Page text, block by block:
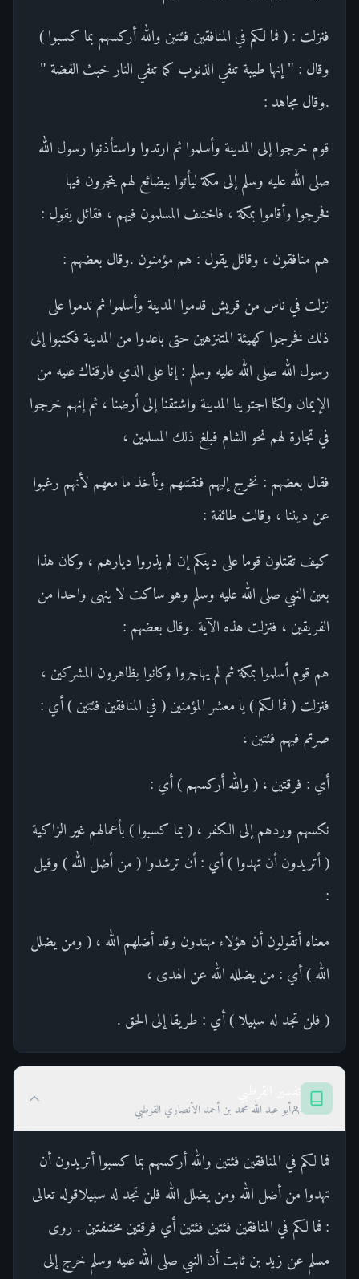
فنزلت : ( فما لكم في المنافقين فئتين والله أركسهم بما كسبوا )
وقال : " إنها طيبة تنفي الذنوب كما تنفي النار خبث الفضة "
.وقال مجاهد :
قوم خرجوا إلى المدينة وأسلموا ثم ارتدوا واستأذنوا رسول الله
صلى الله عليه وسلم إلى مكة ليأتوا ببضائع لهم يتجرون فيها
فخرجوا وأقاموا بمكة ، فاختلف المسلمون فيهم ، فقائل يقول :
هم منافقون ، وقائل يقول : هم مؤمنون .وقال بعضهم :
نزلت في ناس من قريش قدموا المدينة وأسلموا ثم ندموا على
ذلك فخرجوا كهيئة المتنزهين حتى باعدوا من المدينة فكتبوا إلى
رسول الله صلى الله عليه وسلم : إنا على الذي فارقناك عليه من
الإيمان ولكنا اجتوينا المدينة واشتقنا إلى أرضنا ، ثم إنهم خرجوا
في تجارة لهم نحو الشام فبلغ ذلك المسلمين ،
فقال بعضهم : نخرج إليهم فنقتلهم ونأخذ ما معهم لأنهم رغبوا
عن ديننا ، وقالت طائفة :
كيف تقتلون قوما على دينكم إن لم يذروا ديارهم ، وكان هذا
بعين النبي صلى الله عليه وسلم وهو ساكت لا ينهى واحدا من
الفريقين ، فنزلت هذه الآية .وقال بعضهم :
هم قوم أسلموا بمكة ثم لم يهاجروا وكانوا يظاهرون المشركين ،
فنزلت ( فما لكم ) يا معشر المؤمنين ( في المنافقين فئتين ) أي :
صرتم فيهم فئتين ،
أي : فرقتين ، ( والله أركسهم ) أي :
نكسهم وردهم إلى الكفر ، ( بما كسبوا ) بأعمالهم غير الزاكية
( أتريدون أن تهدوا ) أي : أن ترشدوا ( من أضل الله ) وقيل
:
معناه أتقولون أن هؤلاء مهتدون وقد أضلهم الله ، ( ومن يضلل
الله ) أي : من يضلله الله عن الهدى ،
( فلن تجد له سبيلا ) أي : طريقا إلى الحق .
أبو عبد الله محمد بن أحمد الأنصاري القرطبي
فما لكم في المنافقين فئتين والله أركسهم بما كسبوا أتريدون أن
تهدوا من أضل الله ومن يضلل الله فلن تجد له سبيلاقوله تعالى
: فما لكم في المنافقين فئتين فئتين أي فرقتين مختلفتين . روى
مسلم عن زيد بن ثابت أن النبي صلى الله عليه وسلم خرج إلى